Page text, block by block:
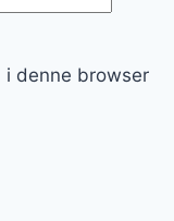
i denne browser